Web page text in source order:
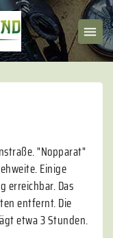
"Nopparat"
Einige
erreichbar. Das
entfernt. Die
etwa 3 Stunden.